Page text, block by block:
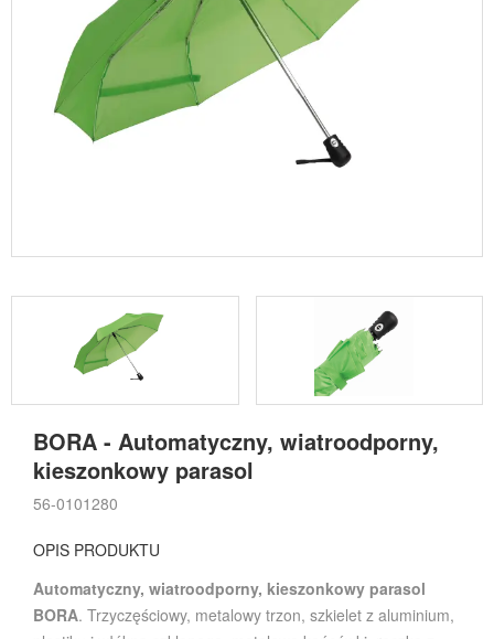
BORA - Automatyczny, wiatroodporny,
kieszonkowy parasol
56-0101280
OPIS PRODUKTU
Automatyczny, wiatroodporny, kieszonkowy parasol
BORA. Trzyczęściowy, metalowy trzon, szkielet z aluminium,